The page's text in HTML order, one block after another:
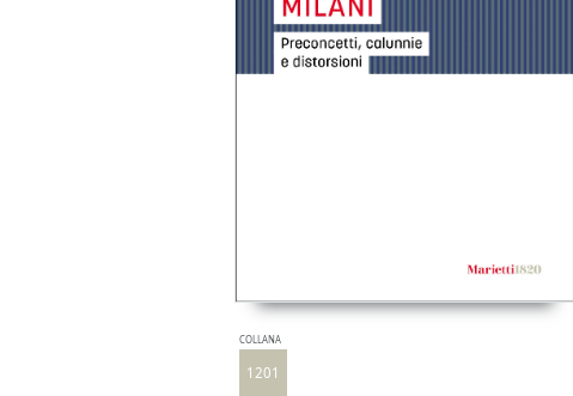
COLLANA
1201